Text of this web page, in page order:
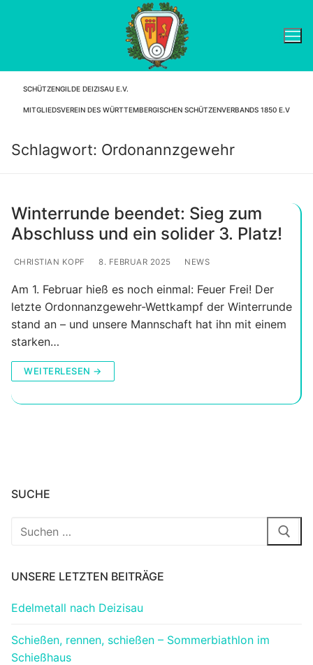
SCHÜTZENGILDE DEIZISAU E.V.
MITGLIEDSVEREIN DES WÜRTTEMBERGISCHEN SCHÜTZENVERBANDS 1850 E.V
Schlagwort: Ordonannzgewehr
Winterrunde beendet: Sieg zum
Abschluss und ein solider 3. Platz!
CHRISTIAN KOPF 8. FEBRUAR 2025 NEWS
Am 1. Februar hieß es noch einmal: Feuer Frei! Der
letzte Ordonnanzgewehr-Wettkampf der Winterrunde
stand an – und unsere Mannschaft hat ihn mit einem
starken…
WEITERLESEN →
SUCHE
Suchen
UNSERE LETZTEN BEITRÄGE
Edelmetall nach Deizisau
Schießen, rennen, schießen – Sommerbiathlon im
Schießhaus